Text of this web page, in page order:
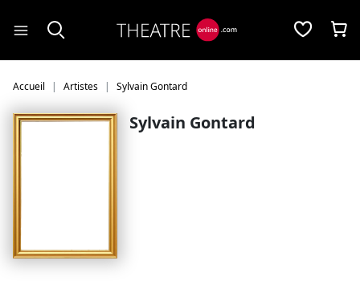
Accueil Artistes Sylvain Gontard
Sylvain Gontard